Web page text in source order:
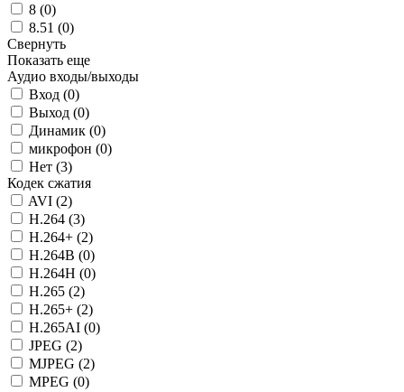
8 (0)
8.51 (0)
Свернуть
Показать еще
Аудио входы/выходы
Вход (0)
Выход (0)
Динамик (0)
микрофон (0)
Нет (3)
Кодек сжатия
AVI (2)
H.264 (3)
H.264+ (2)
H.264B (0)
H.264H (0)
H.265 (2)
H.265+ (2)
H.265AI (0)
JPEG (2)
MJPEG (2)
MPEG (0)